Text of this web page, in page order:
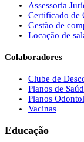
Assessoria
Certificado de
Gestão de
Locação de
Colaboradores
Clube de
Planos de
Planos
Vacinas
Educação